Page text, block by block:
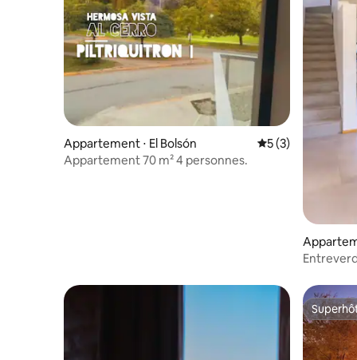
Appartement ⋅ El Bolsón Évaluation
5 (3)
Appartement 70 m² 4 personnes.